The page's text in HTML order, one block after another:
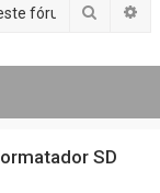
Pesquisar
SD